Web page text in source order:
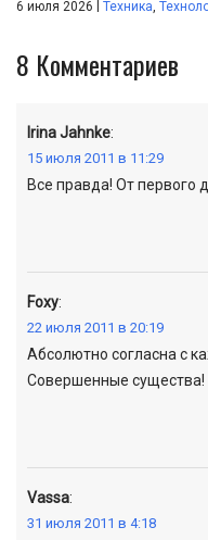
6 июля 2026 Техника,
8 Комментариев
Irina Jahnke:
15 июля 2011 в 11:29
Все правда! От первого
Foxy:
22 июля 2011 в 20:19
Абсолютно согласна с
Совершенные существа!
Vassa:
31 июля 2011 в 4:18